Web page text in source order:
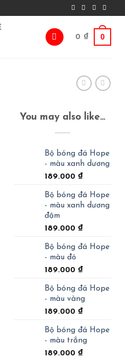
0 ₫ 0
You may also like…
Bộ bóng đá Hope
- màu xanh dương
189.000 ₫
Bộ bóng đá Hope
- màu xanh dương
đậm
189.000 ₫
Bộ bóng đá Hope
- màu đỏ
189.000 ₫
Bộ bóng đá Hope
- màu vàng
189.000 ₫
Bộ bóng đá Hope
- màu trắng
189.000 ₫